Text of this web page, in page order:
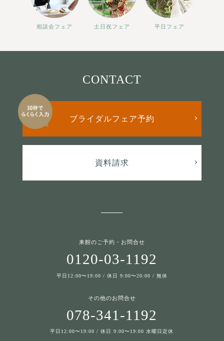
相談会フェア 土日祝フェア 平日フェア
CONTACT
ブライダルフェア予約
資料請求
来館のご予約・お問合せ
0120-03-1192
平日12:00〜19:00 / 休日 9:00〜20:00 / 無休
その他のお問合せ
078-341-1192
平日12:00〜19:00 / 休日 9:00〜19:00 水曜日定休